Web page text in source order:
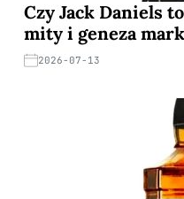
Czy Jack Daniels
mity i geneza
2026-07-13